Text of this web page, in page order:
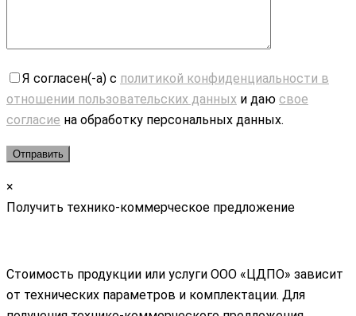
Я согласен(-а) с политикой конфиденциальности в
отношении пользовательских данных и даю свое
согласие на обработку персональных данных.
×
Получить технико-коммерческое предложение
Стоимость продукции или услуги ООО «ЦДПО» зависит
от технических параметров и комплектации. Для